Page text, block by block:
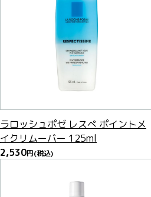
ラロッシュポゼ レスぺ ポイントメ
イクリムーバー 125ml
2,530円(税込)